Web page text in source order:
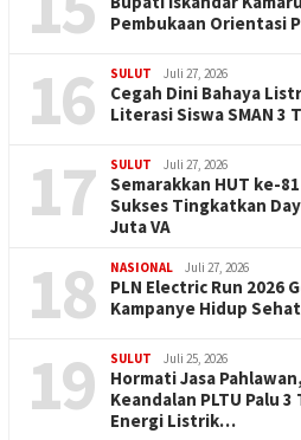
Pembukaan Orientasi
16 SULUT Juli 27, 2026
Cegah Dini Bahaya
Literasi Siswa SMAN 3
17 SULUT Juli 27, 2026
Semarakkan HUT ke-
Sukses Tingkatkan
Juta VA
18 NASIONAL Juli 27, 2026
PLN Electric Run 2026
Kampanye Hidup
19 SULUT Juli 25, 2026
Hormati Jasa
Keandalan PLTU Palu
Energi Listrik…